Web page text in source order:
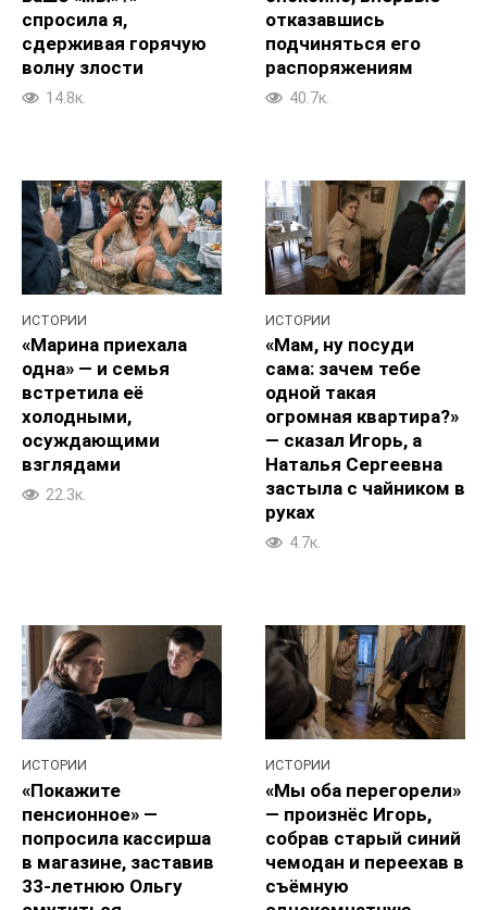
спросила я,
сдерживая горячую
волну злости
14.8к.
отказавшись
подчиняться его
распоряжениям
40.7к.
ИСТОРИИ
«Марина приехала
одна» — и семья
встретила её
холодными,
осуждающими
взглядами
22.3к.
ИСТОРИИ
«Мам, ну посуди
сама: зачем тебе
одной такая
огромная квартира?»
— сказал Игорь, а
Наталья Сергеевна
застыла с чайником в
руках
4.7к.
ИСТОРИИ
«Покажите
пенсионное» —
попросила кассирша
в магазине, заставив
33‑летнюю Ольгу
ИСТОРИИ
«Мы оба перегорели»
— произнёс Игорь,
собрав старый синий
чемодан и переехав в
съёмную